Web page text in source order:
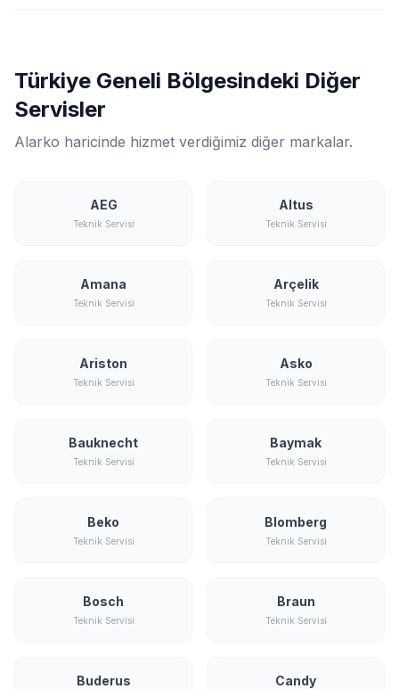
Türkiye Geneli Bölgesindeki Diğer
Servisler
Alarko haricinde hizmet verdiğimiz diğer markalar.
AEG
Teknik Servisi
Altus
Teknik Servisi
Amana
Teknik Servisi
Arçelik
Teknik Servisi
Ariston
Teknik Servisi
Asko
Teknik Servisi
Bauknecht
Teknik Servisi
Baymak
Teknik Servisi
Beko
Teknik Servisi
Blomberg
Teknik Servisi
Bosch
Teknik Servisi
Braun
Teknik Servisi
Buderus Candy